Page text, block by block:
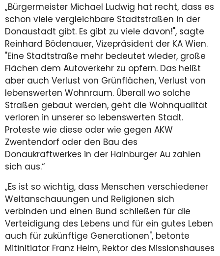
„Bürgermeister Michael Ludwig hat recht, dass es
schon viele vergleichbare Stadtstraßen in der
Donaustadt gibt. Es gibt zu viele davon!", sagte
Reinhard Bödenauer, Vizepräsident der KA Wien.
"Eine Stadtstraße mehr bedeutet wieder, große
Flächen dem Autoverkehr zu opfern. Das heißt
aber auch Verlust von Grünflächen, Verlust von
lebenswerten Wohnraum. Überall wo solche
Straßen gebaut werden, geht die Wohnqualität
verloren in unserer so lebenswerten Stadt.
Proteste wie diese oder wie gegen AKW
Zwentendorf oder den Bau des
Donaukraftwerkes in der Hainburger Au zahlen
sich aus.“
„Es ist so wichtig, dass Menschen verschiedener
Weltanschauungen und Religionen sich
verbinden und einen Bund schließen für die
Verteidigung des Lebens und für ein gutes Leben
auch für zukünftige Generationen", betonte
Mitinitiator Franz Helm, Rektor des Missionshauses